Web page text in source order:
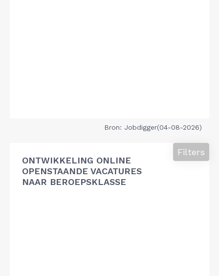
Bron: Jobdigger(04-08-2026)
ONTWIKKELING ONLINE
OPENSTAANDE VACATURES
NAAR BEROEPSKLASSE
Filters